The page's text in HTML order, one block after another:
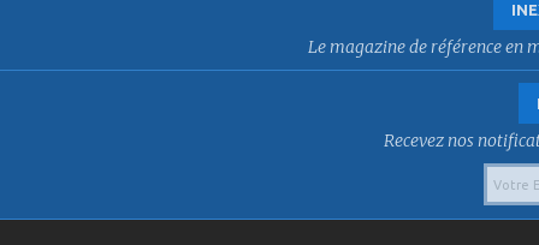
Le magazine de référence en
Recevez nos